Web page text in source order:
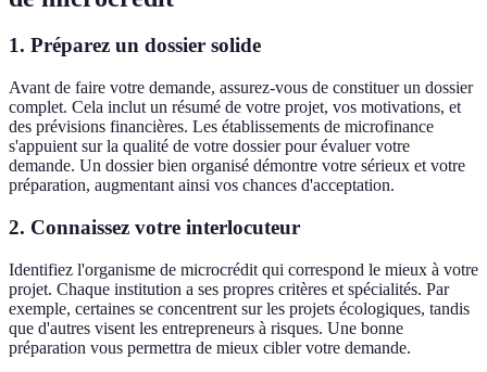
1. Préparez un dossier solide
Avant de faire votre demande, assurez-vous de constituer un dossier
complet. Cela inclut un résumé de votre projet, vos motivations, et
des prévisions financières. Les établissements de microfinance
s'appuient sur la qualité de votre dossier pour évaluer votre
demande. Un dossier bien organisé démontre votre sérieux et votre
préparation, augmentant ainsi vos chances d'acceptation.
2. Connaissez votre interlocuteur
Identifiez l'organisme de microcrédit qui correspond le mieux à votre
projet. Chaque institution a ses propres critères et spécialités. Par
exemple, certaines se concentrent sur les projets écologiques, tandis
que d'autres visent les entrepreneurs à risques. Une bonne
préparation vous permettra de mieux cibler votre demande.